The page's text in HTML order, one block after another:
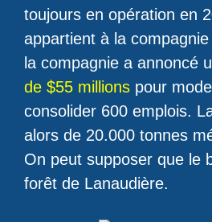
toujours en opération en
appartient à la compagnie
la compagnie a annoncé
de $55 millions pour
consolider 600 emplois.
alors de 20.000 tonnes
On peut supposer que le
forêt de Lanaudière.